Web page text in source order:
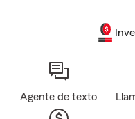
Agente de texto